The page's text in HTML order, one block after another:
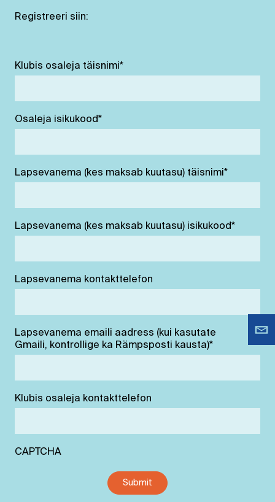
Registreeri siin:
Klubis osaleja täisnimi*
Osaleja isikukood*
Lapsevanema (kes maksab kuutasu) täisnimi*
Lapsevanema (kes maksab kuutasu) isikukood*
Lapsevanema kontakttelefon
Lapsevanema emaili aadress (kui kasutate
Gmaili, kontrollige ka Rämpsposti kausta)*
Klubis osaleja kontakttelefon
CAPTCHA